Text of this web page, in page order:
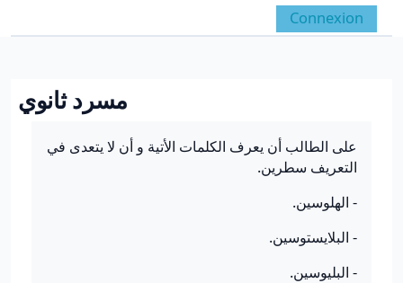
Panneau latéral
Activer/désactiver la
Connexion
مسرد ثانوي
على الطالب أن يعرف الكلمات الأتية و أن لا يتعدى في
التعريف سطرين.
- الهلوسين.
- البلايستوسين.
- البليوسين.